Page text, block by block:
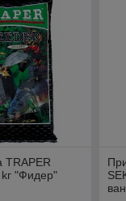
TRAPER
"Фидер"